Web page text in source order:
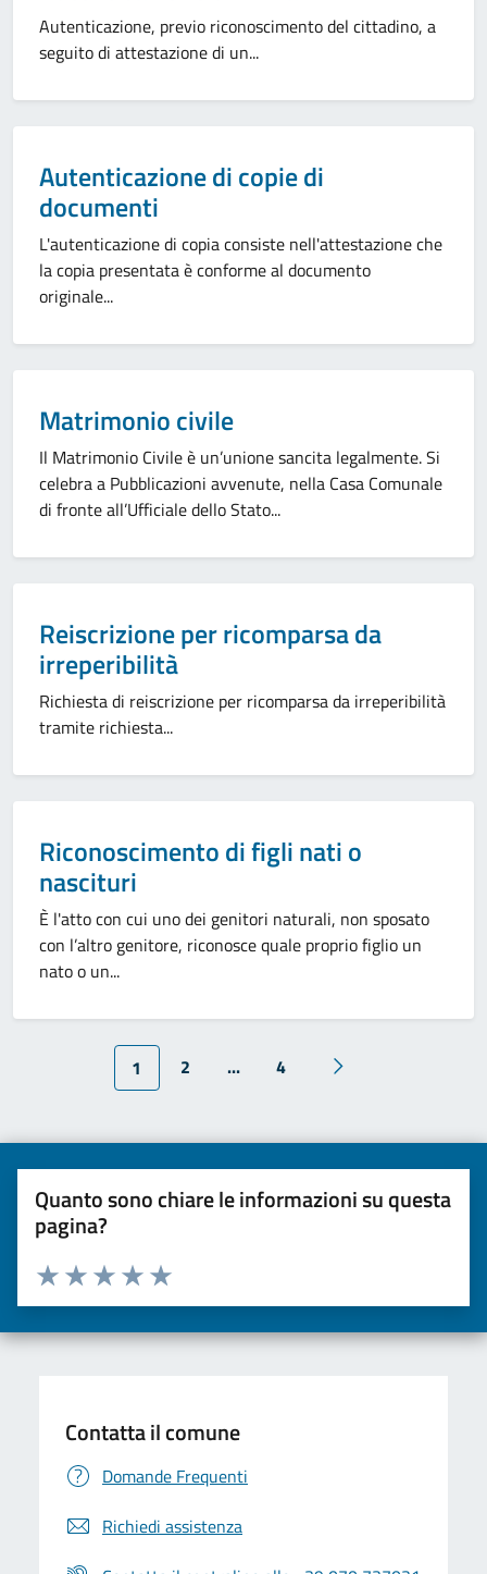
Autenticazione, previo riconoscimento del cittadino, a
seguito di attestazione di un...
Categoria:
Autenticazione di copie di
documenti
L'autenticazione di copia consiste nell'attestazione che
la copia presentata è conforme al documento
originale...
Categoria:
Matrimonio civile
Il Matrimonio Civile è un’unione sancita legalmente. Si
celebra a Pubblicazioni avvenute, nella Casa Comunale
di fronte all’Ufficiale dello Stato...
Categoria:
Reiscrizione per ricomparsa da
irreperibilità
Richiesta di reiscrizione per ricomparsa da irreperibilità
tramite richiesta...
Categoria:
Riconoscimento di figli nati o
nascituri
È l'atto con cui uno dei genitori naturali, non sposato
con l’altro genitore, riconosce quale proprio figlio un
nato o un...
1 2 ... 4
Quanto sono chiare le informazioni su questa
pagina?
Valuta da 1 a 5 stelle la pagina
Valuta 5 stelle su 5
Valuta 4 stelle su 5
Valuta 3 stelle su 5
Valuta 2 stelle su 5
Valuta una stella su 5
Contatta il comune
Domande Frequenti
Richiedi assistenza